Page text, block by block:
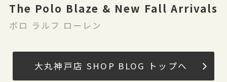
The Polo Blaze & New Fall Arrivals
ポロ ラルフ ローレン
大丸神戸店 SHOP BLOG トップへ